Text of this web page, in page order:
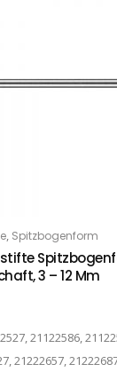
, Spitzbogenform
3 – 12 Mm
21122586,
21222657,